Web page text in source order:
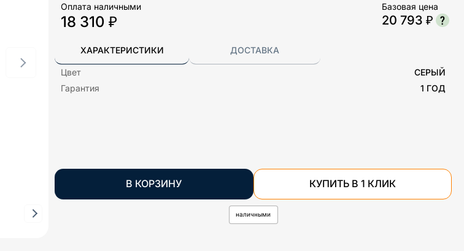
Оплата наличными
18 310 ₽
Базовая цена
20 793 ₽
ХАРАКТЕРИСТИКИ ДОСТАВКА
Цвет
СЕРЫЙ
Гарантия
1 ГОД
В КОРЗИНУ КУПИТЬ В 1 КЛИК
наличными